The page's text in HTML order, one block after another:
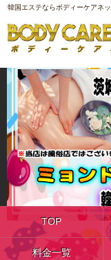
韓国エステならボディーケアネ
TOP
料金一覧